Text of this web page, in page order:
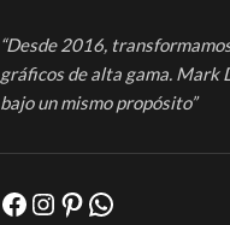
“Desde 2016,
gráficos de alta gama. Mark
bajo un mismo propósito”